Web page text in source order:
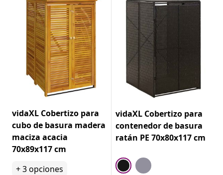
vidaXL Cobertizo para
cubo de basura madera
maciza acacia
70x89x117 cm
+3opciones
vidaXL Cobertizo para
contenedor de basura
ratán PE 70x80x117 cm